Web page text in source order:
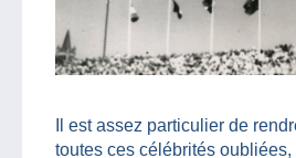
Il est assez particulier de
toutes ces célébrités